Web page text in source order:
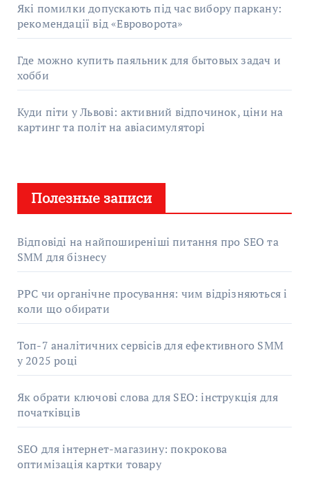
Які помилки допускають під час вибору паркану:
рекомендації від «Евроворота»
Где можно купить паяльник для бытовых задач и
хобби
Куди піти у Львові: активний відпочинок, ціни на
картинг та політ на авіасимуляторі
Полезные записи
Відповіді на найпоширеніші питання про SEO та
SMM для бізнесу
PPC чи органічне просування: чим відрізняються і
коли що обирати
Топ-7 аналітичних сервісів для ефективного SMM
у 2025 році
Як обрати ключові слова для SEO: інструкція для
початківців
SEO для інтернет-магазину: покрокова
оптимізація картки товару